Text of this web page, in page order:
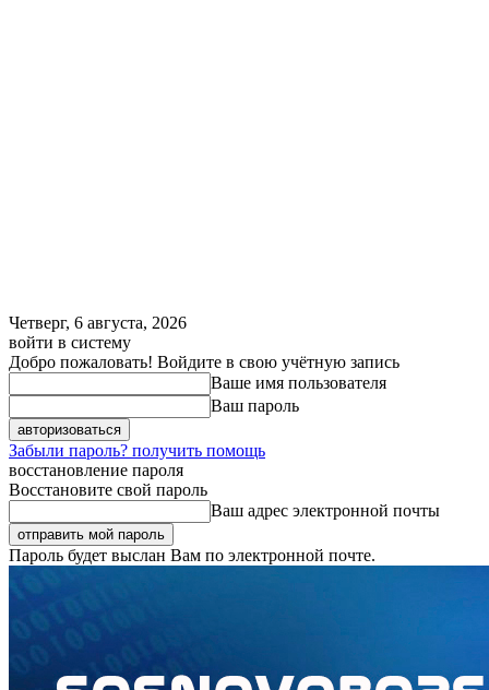
Четверг, 6 августа, 2026
войти в систему
Добро пожаловать! Войдите в свою учётную запись
Ваше имя пользователя
Ваш пароль
Забыли пароль? получить помощь
восстановление пароля
Восстановите свой пароль
Ваш адрес электронной почты
Пароль будет выслан Вам по электронной почте.